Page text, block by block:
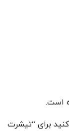
است.
برای “تیشرت